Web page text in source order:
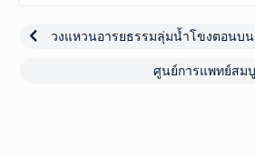
นำทางPrevious
วงแหวนอารยธรรมลุ่มน้ำโขงตอนบน
Next
ศูนย์การแพทย์สม